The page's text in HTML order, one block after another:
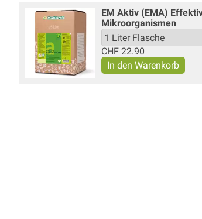
EM Aktiv (EMA)
Mikroorganismen
CHF 22.90